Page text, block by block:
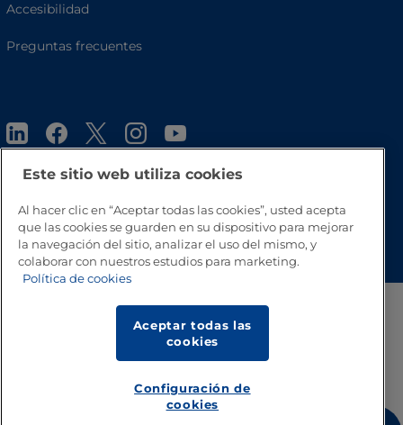
Accesibilidad
Preguntas frecuentes
Volver a inicio
Este sitio web utiliza cookies
Al hacer clic en “Aceptar todas las cookies”, usted acepta
que las cookies se guarden en su dispositivo para mejorar
la navegación del sitio, analizar el uso del mismo, y
colaborar con nuestros estudios para marketing.
Política de cookies
Aceptar todas las
cookies
Configuración de
cookies